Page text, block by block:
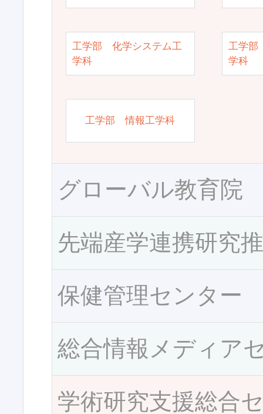
工学部 化学システム工
学科
工学部
学科
工学部 情報工学科
グローバル教育院
先端産学連携研究
保健管理センター
総合情報メディア
学術研究支援総合